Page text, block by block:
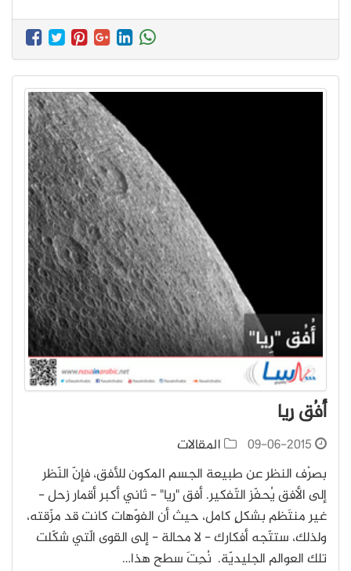
أُفُق رِيا
09-06-2015
المقالات
بصرْف النظر عن طبيعة الجسم المكون للأفق، فإنّ النّظر
إلى الأفق يُحفّز التّفكير. أفق "رِيا" - ثاني أكبر أقمار زحل -
غير منتَظم بشكلٍ كامل، حيث أن الفوّهات كانت قد مزّقته،
ولذلك، ستتّجه أفكارك - لا محالة - إلى القوى الّتي شكّلت
تلك العوالم الجليديّة. نُحِتَ سطح هذا…